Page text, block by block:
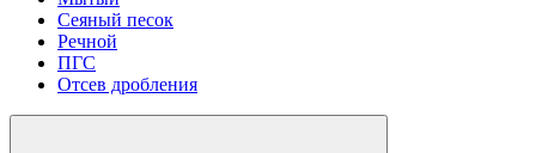
Сеяный песок
Речной
ПГС
Отсев дробления